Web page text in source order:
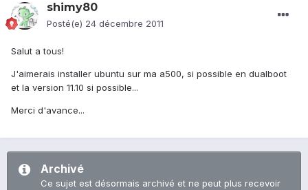
shimy80
Posté(e) 24 décembre 2011
Salut a tous!
J'aimerais installer ubuntu sur ma a500, si possible en dualboot
et la version 11.10 si possible...
Merci d'avance...
Archivé
Ce sujet est désormais archivé et ne peut plus recevoir